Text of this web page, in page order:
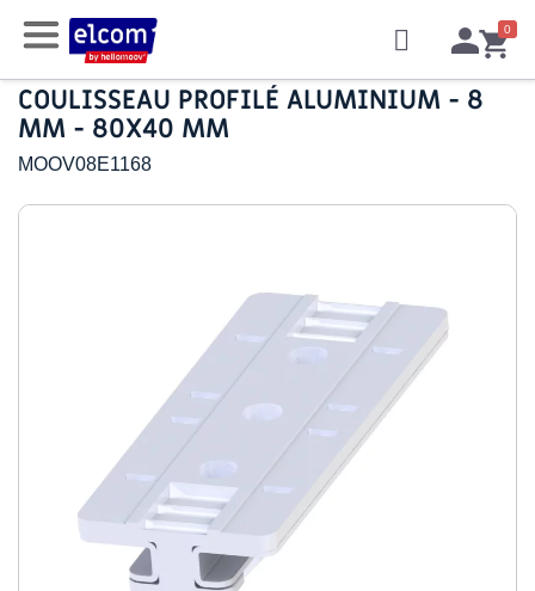
COULISSEAU PROFILÉ ALUMINIUM - 8
MM - 80X40 MM
MOOV08E1168